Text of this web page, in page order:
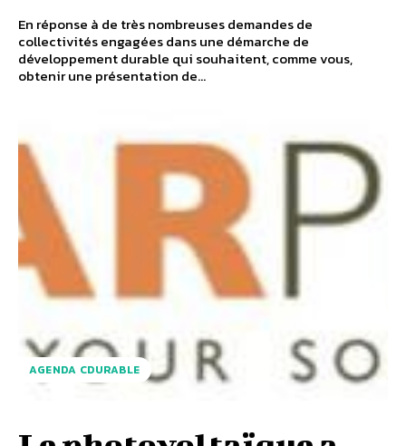
En réponse à de très nombreuses demandes de
collectivités engagées dans une démarche de
développement durable qui souhaitent, comme vous,
obtenir une présentation de...
AGENDA CDURABLE